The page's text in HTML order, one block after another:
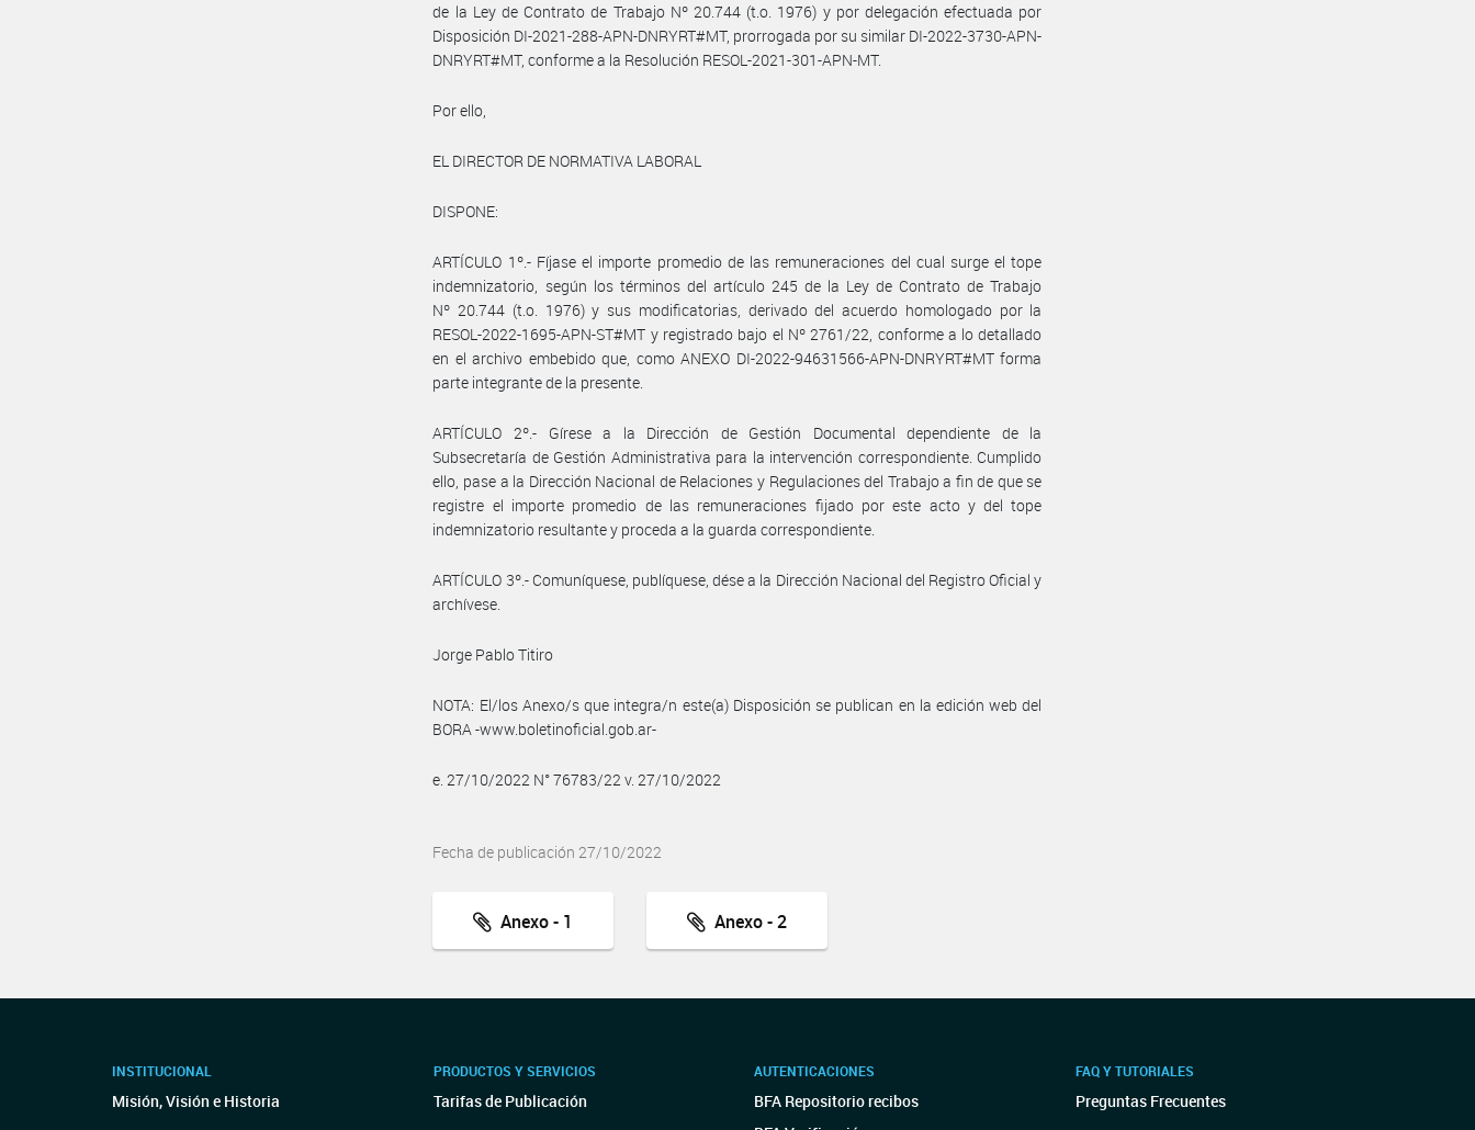
de la Ley de Contrato de Trabajo Nº 20.744 (t.o. 1976) y por delegación efectuada por
Disposición DI-2021-288-APN-DNRYRT#MT, prorrogada por su similar DI-2022-3730-APN-
DNRYRT#MT, conforme a la Resolución RESOL-2021-301-APN-MT.
Por ello,
EL DIRECTOR DE NORMATIVA LABORAL
DISPONE:
ARTÍCULO 1º.- Fíjase el importe promedio de las remuneraciones del cual surge el tope
indemnizatorio, según los términos del artículo 245 de la Ley de Contrato de Trabajo
Nº 20.744 (t.o. 1976) y sus modificatorias, derivado del acuerdo homologado por la
RESOL-2022-1695-APN-ST#MT y registrado bajo el Nº 2761/22, conforme a lo detallado
en el archivo embebido que, como ANEXO DI-2022-94631566-APN-DNRYRT#MT forma
parte integrante de la presente.
ARTÍCULO 2º.- Gírese a la Dirección de Gestión Documental dependiente de la
Subsecretaría de Gestión Administrativa para la intervención correspondiente. Cumplido
ello, pase a la Dirección Nacional de Relaciones y Regulaciones del Trabajo a fin de que se
registre el importe promedio de las remuneraciones fijado por este acto y del tope
indemnizatorio resultante y proceda a la guarda correspondiente.
ARTÍCULO 3º.- Comuníquese, publíquese, dése a la Dirección Nacional del Registro Oficial y
archívese.
Jorge Pablo Titiro
NOTA: El/los Anexo/s que integra/n este(a) Disposición se publican en la edición web del
BORA -www.boletinoficial.gob.ar-
e. 27/10/2022 N° 76783/22 v. 27/10/2022
Fecha de publicación 27/10/2022
Anexo - 1 Anexo - 2
INSTITUCIONAL
Misión, Visión e Historia
PRODUCTOS Y SERVICIOS
Tarifas de Publicación
AUTENTICACIONES
BFA Repositorio recibos
FAQ Y TUTORIALES
Preguntas Frecuentes